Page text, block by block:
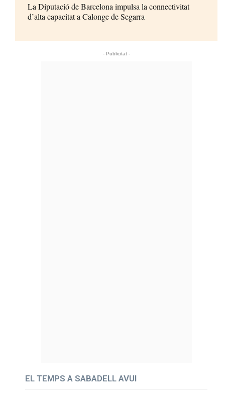
La Diputació de Barcelona impulsa la connectivitat
d’alta capacitat a Calonge de Segarra
- Publicitat -
EL TEMPS A SABADELL AVUI